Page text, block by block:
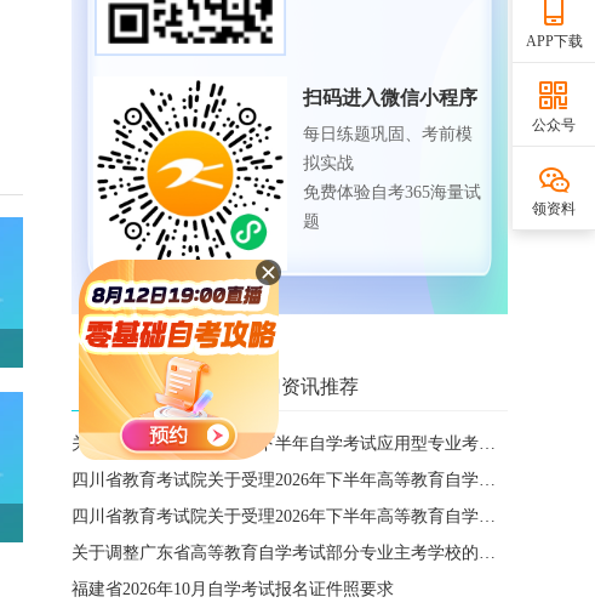
扫码进入微信小程序
每日练题巩固、考前模
拟实战
免费体验自考365海量试
题
相关资讯推荐 热门资讯推荐
关于西南财经大学2026年下半年自学考试应用型专业考籍更改办理的通知
四川省教育考试院关于受理2026年下半年高等教育自学考试省际转考申请的通告
四川省教育考试院关于受理2026年下半年高等教育自学考试考籍更改申请的通告
关于调整广东省高等教育自学考试部分专业主考学校的通知
福建省2026年10月自学考试报名证件照要求
APP下载
公众号
领资料